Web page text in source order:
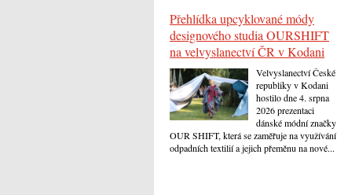
Přehlídka upcyklované módy
designového studia OURSHIFT
na velvyslanectví ČR v Kodani
Velvyslanectví České
republiky v Kodani
hostilo dne 4. srpna
2026 prezentaci
dánské módní značky
OUR SHIFT, která se zaměřuje na využívání
odpadních textilií a jejich přeměnu na nové...